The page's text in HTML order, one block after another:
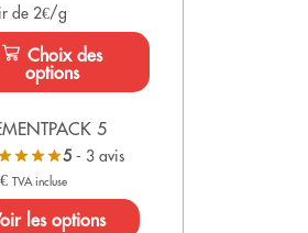
de 2€/g
Choix des
options
5
5 - 3 avis
€ TVA incluse
les options